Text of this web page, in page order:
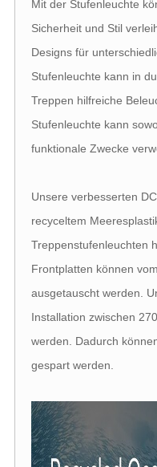
Mit der Stufenleuchte
Sicherheit und Stil
Designs für
Stufenleuchte kann in
Treppen hilfreiche
Stufenleuchte kann
funktionale Zwecke
Unsere verbesserten
recyceltem
Treppenstufenleuchten
Frontplatten können
ausgetauscht werden.
Installation zwischen
werden. Dadurch
gespart werden.